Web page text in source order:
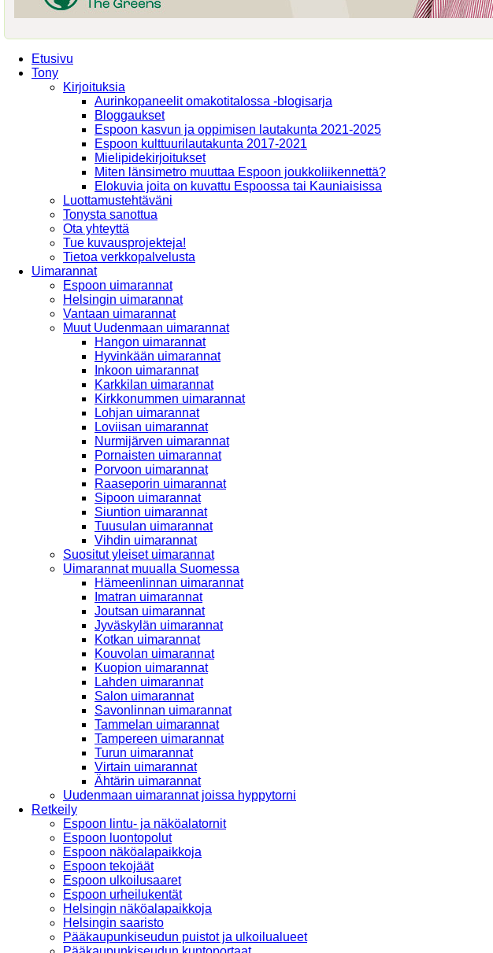
Etusivu
Tony
Kirjoituksia
Aurinkopaneelit omakotitalossa -blogisarja
Bloggaukset
Espoon kasvun ja oppimisen lautakunta 2021-2025
Espoon kulttuurilautakunta 2017-2021
Mielipidekirjoitukset
Miten länsimetro muuttaa Espoon joukkoliikennettä?
Elokuvia joita on kuvattu Espoossa tai Kauniaisissa
Luottamustehtäväni
Tonysta sanottua
Ota yhteyttä
Tue kuvausprojekteja!
Tietoa verkkopalvelusta
Uimarannat
Espoon uimarannat
Helsingin uimarannat
Vantaan uimarannat
Muut Uudenmaan uimarannat
Hangon uimarannat
Hyvinkään uimarannat
Inkoon uimarannat
Karkkilan uimarannat
Kirkkonummen uimarannat
Lohjan uimarannat
Loviisan uimarannat
Nurmijärven uimarannat
Pornaisten uimarannat
Porvoon uimarannat
Raaseporin uimarannat
Sipoon uimarannat
Siuntion uimarannat
Tuusulan uimarannat
Vihdin uimarannat
Suositut yleiset uimarannat
Uimarannat muualla Suomessa
Hämeenlinnan uimarannat
Imatran uimarannat
Joutsan uimarannat
Jyväskylän uimarannat
Kotkan uimarannat
Kouvolan uimarannat
Kuopion uimarannat
Lahden uimarannat
Salon uimarannat
Savonlinnan uimarannat
Tammelan uimarannat
Tampereen uimarannat
Turun uimarannat
Virtain uimarannat
Ähtärin uimarannat
Uudenmaan uimarannat joissa hyppytorni
Retkeily
Espoon lintu- ja näköalatornit
Espoon luontopolut
Espoon näköalapaikkoja
Espoon tekojäät
Espoon ulkoilusaaret
Espoon urheilukentät
Helsingin näköalapaikkoja
Helsingin saaristo
Pääkaupunkiseudun puistot ja ulkoilualueet